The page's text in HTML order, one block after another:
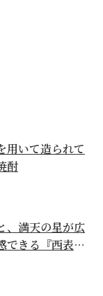
用いて造られて
酎
、満天の星が広
できる『西表島